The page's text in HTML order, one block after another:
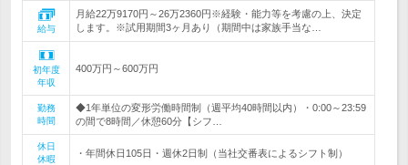
給与
月給22万9170円～26万2360円※経験・能力等を考慮の上、決定
します。※試用期間3ヶ月あり（期間中は家族手当な…
初年度
年収
400万円～600万円
勤務
時間
◆1年単位の変形労働時間制（週平均40時間以内）・0:00～23:59
の間で8時間／休憩60分【シフ…
休日
休暇
・年間休日105日・週休2日制（当社交番表によるシフト制）